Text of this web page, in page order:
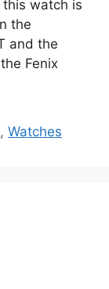
this watch is
the
and the
Fenix
,Watches